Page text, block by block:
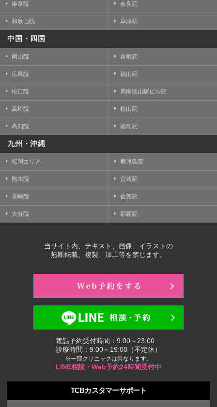
姫路院 奈良院
和歌山院 草津院
中国・四国
岡山院 倉敷院
広島院 福山院
松江院 周南徳山駅ビル院
高松院 松山院
高知院 徳島院
九州・沖縄
福岡エリア 鹿児島院
熊本院 宮崎院
長崎院 佐賀院
大分院 那覇院
当サイト内、テキスト、画像、イラストの
無断転載、複製、加工等を禁じます。
電話予約受付時間：9:00～23:00
診療時間：9:00～19:00（不定休）
※一部クリニックは異なります。
LINE相談・Web予約24時間受付中
TCBカスタマーサポート